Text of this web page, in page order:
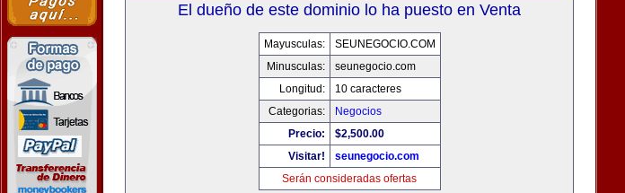
El dueño de este dominio lo ha puesto en Venta
Mayusculas:
SEUNEGOCIO.COM
Minusculas:
seunegocio.com
Longitud:
10 caracteres
Categorias:
Negocios
Precio:
$2,500.00
Visitar!
seunegocio.com
Serán consideradas ofertas